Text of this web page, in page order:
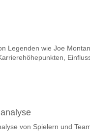
UK time.
Junior Fasano v
von 71%
Legenden wie Joe
von Spielern und